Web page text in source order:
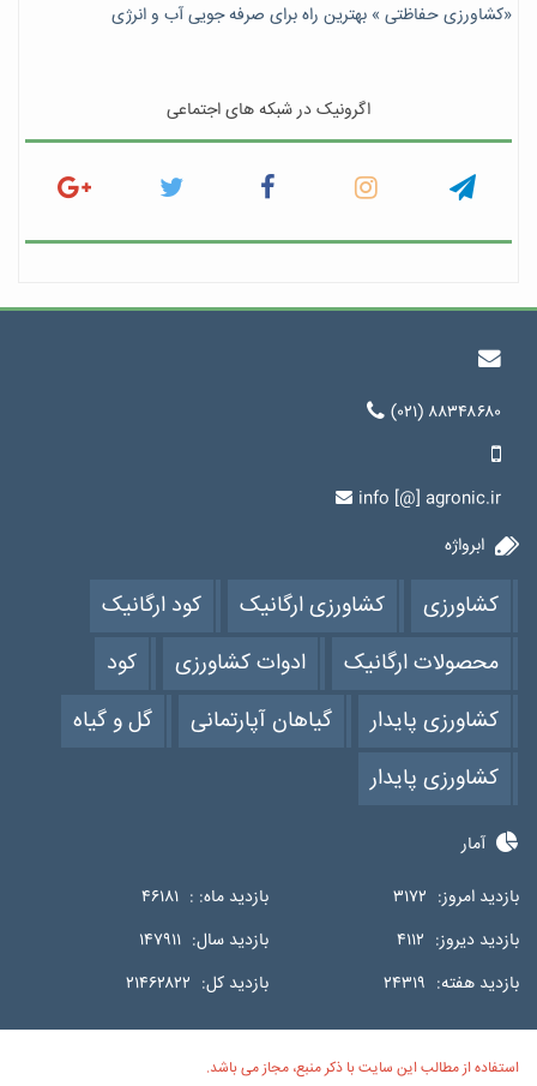
«کشاورزی حفاظتی » بهترین راه برای صرفه جویی آب و انرژی
اگرونیک در شبکه های اجتماعی
(۰۲۱) ۸۸۳۴۸۶۸۰
info [@] agronic.ir
ابرواژه
کشاورزی کشاورزی ارگانیک
کود ارگانیک
محصولات ارگانیک
ادوات کشاورزی
کود
کشاورزی پایدار
گیاهان آپارتمانی
گل و گیاه
کشاورزی پایدار
آمار
بازدید امروز: ۳۱۷۲ بازدید ماه: : ۴۶۱۸۱
بازدید دیروز: ۴۱۱۲ بازدید سال: ۱۴۷۹۱۱
بازدید هفته: ۲۴۳۱۹ بازدید کل: ۲۱۴۶۲۸۲۲
استفاده از مطالب این سایت با ذکر منبع، مجاز می باشد.